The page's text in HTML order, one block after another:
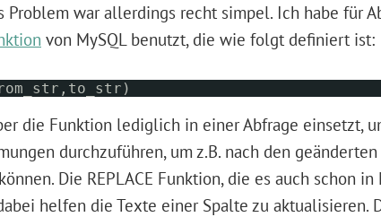
Problem war allerdings recht simpel. Ich habe für
von MySQL benutzt, die wie folgt definiert ist:
die Funktion lediglich in einer Abfrage einsetzt,
durchzuführen, um z.B. nach den
Die REPLACE Funktion, die es auch schon in
helfen die Texte einer Spalte zu aktualisieren.